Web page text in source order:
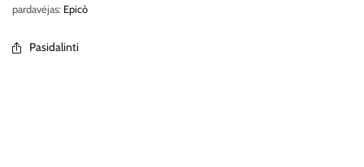
pardavėjas: Epicò
Pasidalinti